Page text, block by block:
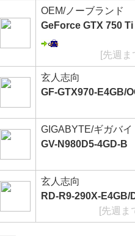
OEM/ノーブランド
GeForce GTX 750
[先週ま
玄人志向
GF-GTX970-E4GB/
GIGABYTE/ギガバイ
GV-N980D5-4GD-B
玄人志向
RD-R9-290X-E4GB/
[先週